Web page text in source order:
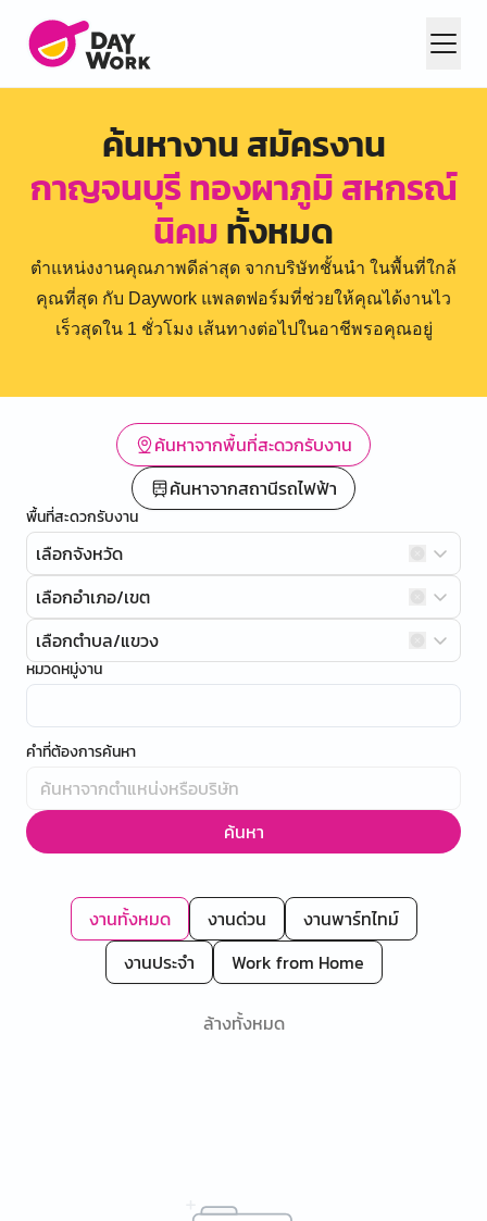
ค้นหางาน สมัครงาน
กาญจนบุรี ทองผาภูมิ สหกรณ์
นิคมทั้งหมด
ตำแหน่งงานคุณภาพดีล่าสุด จากบริษัทชั้นนำ ในพื้นที่ใกล้
คุณที่สุด กับ Daywork แพลตฟอร์มที่ช่วยให้คุณได้งานไว
เร็วสุดใน 1 ชั่วโมง เส้นทางต่อไปในอาชีพรอคุณอยู่
ค้นหาจากพื้นที่สะดวกรับงาน
ค้นหาจากสถานีรถไฟฟ้า
พื้นที่สะดวกรับงาน
เลือกจังหวัด
เลือกอำเภอ/เขต
เลือกตำบล/แขวง
หมวดหมู่งาน
คำที่ต้องการค้นหา
ค้นหา
งานทั้งหมด งานด่วน
งานพาร์ทไทม์
งานประจำ
Work from Home
ล้างทั้งหมด